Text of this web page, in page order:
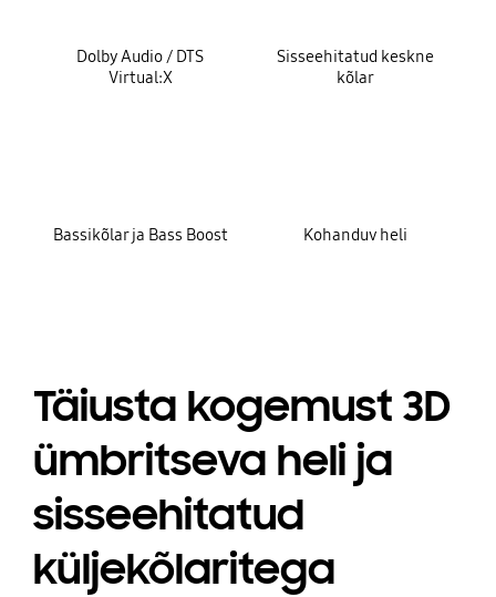
Dolby Audio / DTS
Virtual:X
Sisseehitatud keskne
kõlar
Bassikõlar ja Bass Boost Kohanduv heli
Täiusta kogemust 3D
ümbritseva heli ja
sisseehitatud
küljekõlaritega